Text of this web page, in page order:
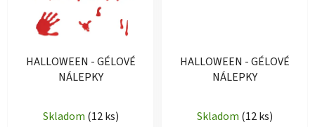
HALLOWEEN - GÉLOVÉ
NÁLEPKY
Skladom (12 ks)
HALLOWEEN - GÉLOVÉ
NÁLEPKY
Skladom (12 ks)